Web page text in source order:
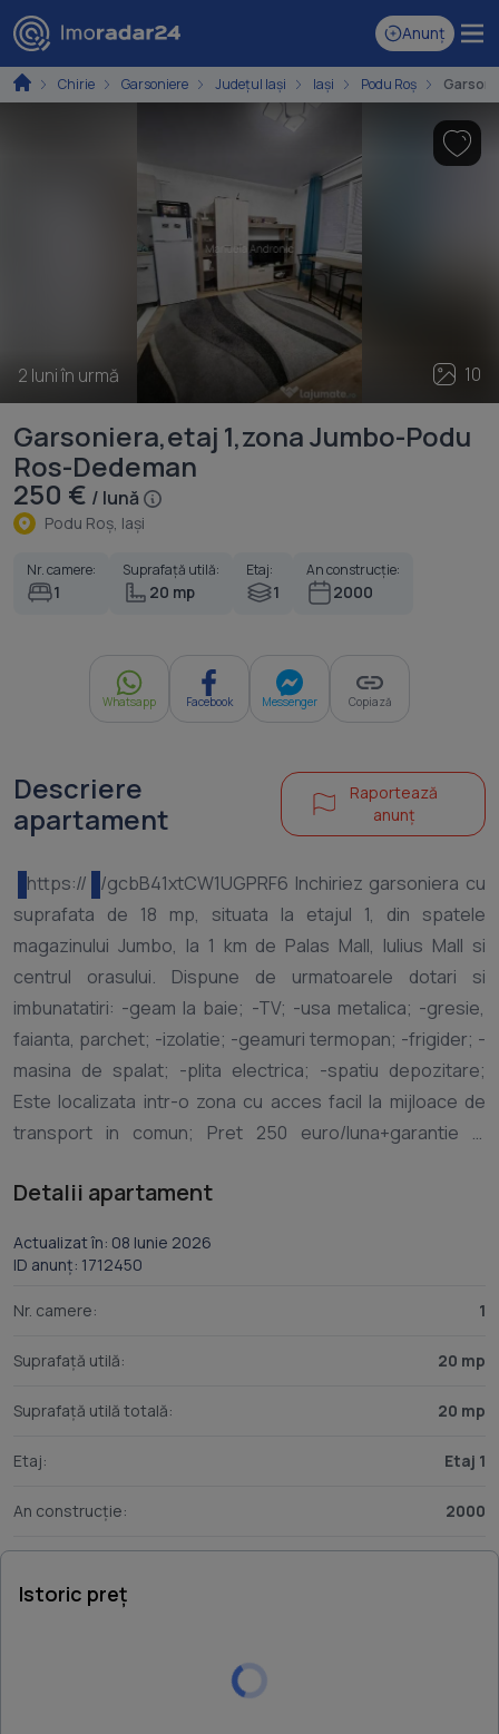
Anunț
Chirie Garsoniere Județul Iași Iași Podu Roș
2 luni în urmă 10
Garsoniera,etaj 1,zona Jumbo-Podu
Ros-Dedeman
250 € / lună
Podu Roş, Iaşi
Nr. camere:
1
Suprafață utilă:
20 mp
Etaj:
1
An construcție:
2000
Whatsapp Facebook Messenger Copiază
Descriere
apartament
Raportează
anunț
https://
/gcbB41xtCW1UGPRF6 Inchiriez garsoniera cu
suprafata de 18 mp, situata la etajul 1, din spatele
magazinului Jumbo, la 1 km de Palas Mall, Iulius Mall si
centrul orasului. Dispune de urmatoarele dotari si
imbunatatiri: -geam la baie; -TV; -usa metalica; -gresie,
faianta, parchet; -izolatie; -geamuri termopan; -frigider; -
masina de spalat; -plita electrica; -spatiu depozitare;
Este localizata intr-o zona cu acces facil la mijloace de
transport in comun; Pret 250 euro/luna+garantie si
multe informatii sau vizionari:
Detalii apartament
Actualizat în: 08 Iunie 2026
ID anunț: 1712450
Nr. camere: 1
Suprafață utilă: 20 mp
Suprafață utilă totală: 20 mp
Etaj: Etaj 1
An construcție: 2000
Istoric preț